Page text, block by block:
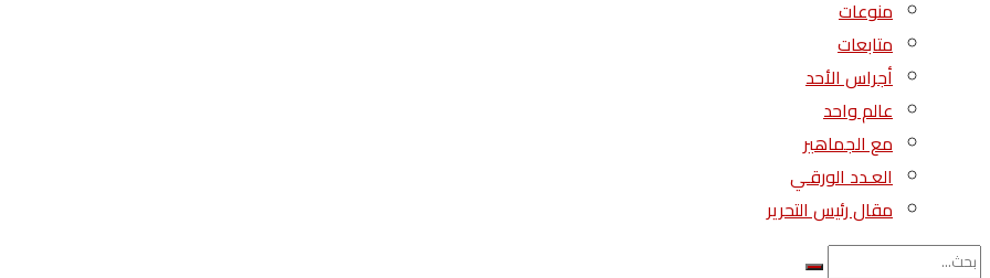
منوعات
متابعات
أجراس الأحد
عالم واحد
مع الجماهير
العـدد الورقـي
مقال رئيس التحرير